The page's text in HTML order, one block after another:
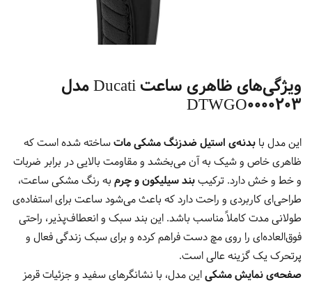
ویژگی‌های ظاهری ساعت Ducati مدل
DTWGO0000203
این مدل با بدنه‌ی استیل ضدزنگ مشکی ماتساخته شده است که
ظاهری خاص و شیک به آن می‌بخشد و مقاومت بالایی در برابر ضربات
و خط و خش دارد. ترکیببند سیلیکون و چرم به رنگ مشکی ساعت،
طراحی‌ای کاربردی و راحت دارد که باعث می‌شود ساعت برای استفاده‌ی
طولانی مدت کاملاً مناسب باشد. این بند سبک و انعطاف‌پذیر، راحتی
فوق‌العاده‌ای را روی مچ دست فراهم کرده و برای سبک زندگی فعال و
پرتحرک یک گزینه عالی است.
صفحه‌ی نمایش مشکیاین مدل، با نشانگرهای سفید و جزئیات قرمز